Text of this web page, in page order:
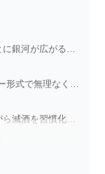
ウォーキング×惑星探索ゲーム 一歩ごとに銀河が広がる習慣化エクササイズ
時間を決めてスマホ依存対策 ストーリー形式で無理なく続けられる
飲酒記録×キャラ育成アプリ 楽しみながら減酒を習慣化しよう